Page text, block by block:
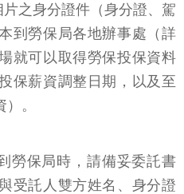
之身分證件（身分證、駕
到勞保局各地辦事處（詳
就可以取得勞保投保資料
保薪資調整日期，以及至
。
勞保局時，請備妥委託書
受託人雙方姓名、身分證